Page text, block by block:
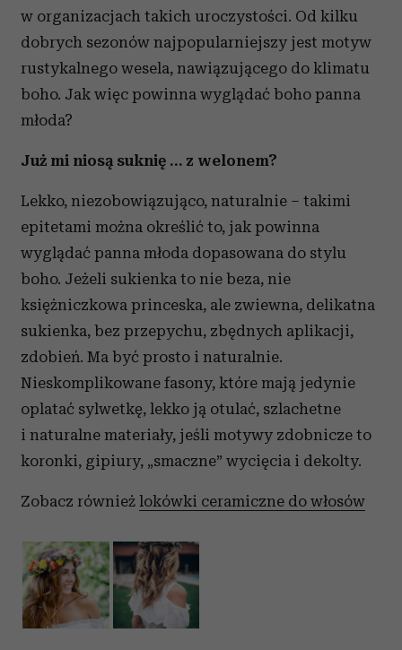
w organizacjach takich uroczystości. Od kilku
dobrych sezonów najpopularniejszy jest motyw
rustykalnego wesela, nawiązującego do klimatu
boho. Jak więc powinna wyglądać boho panna
młoda?
Już mi niosą suknię … z welonem?
Lekko, niezobowiązująco, naturalnie – takimi
epitetami można określić to, jak powinna
wyglądać panna młoda dopasowana do stylu
boho. Jeżeli sukienka to nie beza, nie
księżniczkowa princeska, ale zwiewna, delikatna
sukienka, bez przepychu, zbędnych aplikacji,
zdobień. Ma być prosto i naturalnie.
Nieskomplikowane fasony, które mają jedynie
oplatać sylwetkę, lekko ją otulać, szlachetne
i naturalne materiały, jeśli motywy zdobnicze to
koronki, gipiury, „smaczne” wycięcia i dekolty.
Zobacz również lokówki ceramiczne do włosów